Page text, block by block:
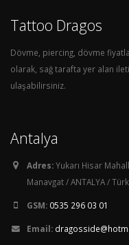
Tattoo Dragos
Dövme, piercing, dövme
olarak, sağ tarafta yer alan
ulaşabilirsiniz.
Antalya
Adres:Yukarı Hisar
Manavgat / ANTALYA /
GSM: 0535 296 03 01
Email: